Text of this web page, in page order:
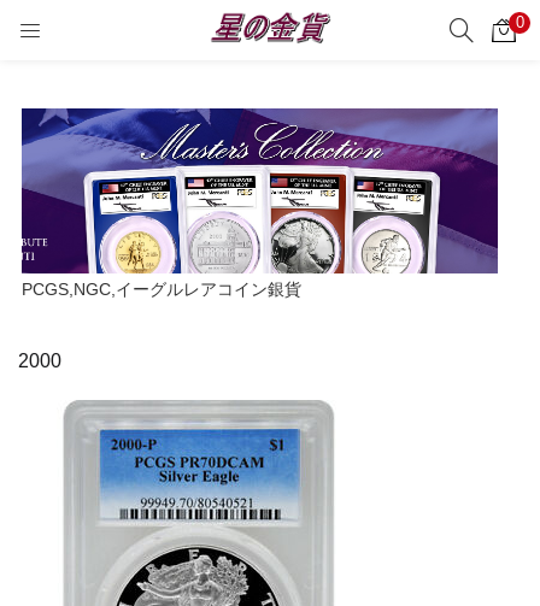
0
サーチ
PCGS,NGC,イーグルレアコイン銀貨
2000
Enter your username and password to login.
Remember me
Lost password?